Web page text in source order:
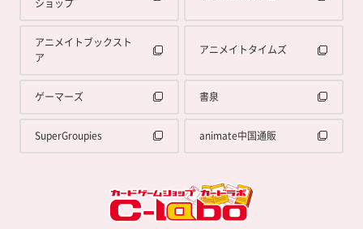
ショップ
アニメイトブックスト
ア
アニメイトタイムズ
ゲーマーズ 書泉
SuperGroupies animate中国通販